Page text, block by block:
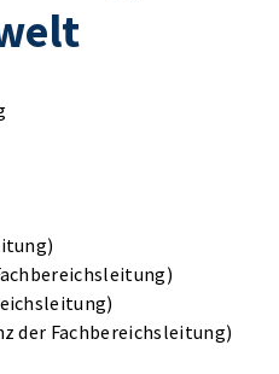
der Fachbereichsleitung)